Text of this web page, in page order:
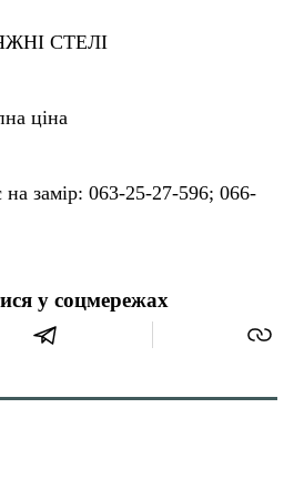
СТЕЛІ
ціна
на замір: 063-25-27-596; 066-
у соцмережах